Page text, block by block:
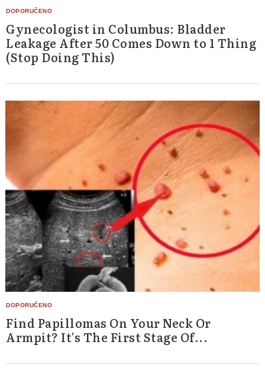
Gynecologist in Columbus: Bladder
Leakage After 50 Comes Down to 1 Thing
(Stop Doing This)
Find Papillomas On Your Neck Or
Armpit? It's The First Stage Of...